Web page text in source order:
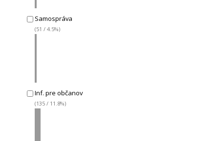
Samospráva
(51 / 4.5%)
Inf. pre občanov
(135 / 11.8%)